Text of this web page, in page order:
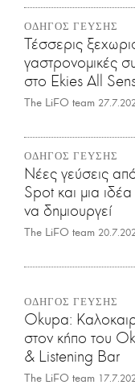
ΟΔΗΓΟΣ ΓΕΥΣΗΣ
Τέσσερις
γαστρονομικές
στο Ekies All
The LiFO team
ΟΔΗΓΟΣ ΓΕΥΣΗΣ
Νέες γεύσεις
Spot και μια
να δημιουργεί
The LiFO team
ΟΔΗΓΟΣ ΓΕΥΣΗΣ
Okupa:
στον κήπο του
& Listening Bar
The LiFO team